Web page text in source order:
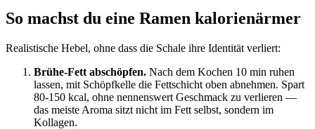
So machst du eine Ramen kalorienärmer
Realistische Hebel, ohne dass die Schale ihre Identität verliert:
Brühe-Fett abschöpfen. Nach dem Kochen 10 min ruhen
lassen, mit Schöpfkelle die Fettschicht oben abnehmen. Spart
80-150 kcal, ohne nennenswert Geschmack zu verlieren —
das meiste Aroma sitzt nicht im Fett selbst, sondern im
Kollagen.